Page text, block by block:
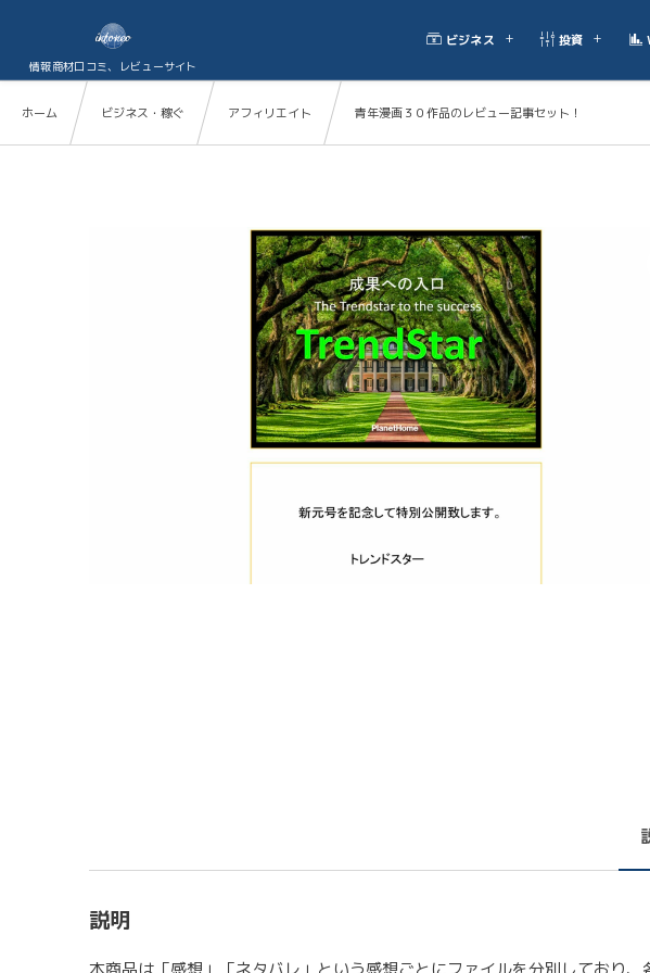
情報商材口コミ、レビューサイト
ビジネス 投資
ホーム ビジネス・稼ぐ アフィリエイト 青年漫画３０作品のレビュー記事セット！
説明